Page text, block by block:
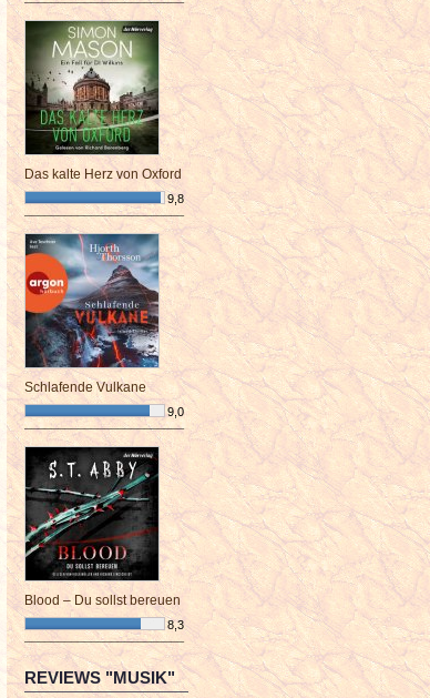
¯¯¯¯¯¯¯¯¯¯¯¯¯¯¯¯¯¯¯¯¯¯¯¯
Das kalte Herz von Oxford
9,8
¯¯¯¯¯¯¯¯¯¯¯¯¯¯¯¯¯¯¯¯¯¯¯¯
Schlafende Vulkane
9,0
¯¯¯¯¯¯¯¯¯¯¯¯¯¯¯¯¯¯¯¯¯¯¯¯
Blood – Du sollst bereuen
8,3
¯¯¯¯¯¯¯¯¯¯¯¯¯¯¯¯¯¯¯¯¯¯¯¯
REVIEWS "MUSIK"